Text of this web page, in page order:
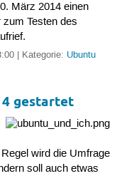
März 2014 einen
Testen des
| Kategorie: Ubuntu
gestartet
wird die Umfrage
soll auch etwas